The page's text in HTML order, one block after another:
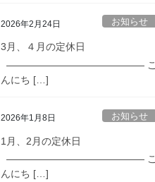
2026年2月24日 お知らせ
3月、４月の定休日
—————————————— こ
んにち […]
2026年1月8日 お知らせ
1月、2月の定休日
—————————————— こ
んにち […]